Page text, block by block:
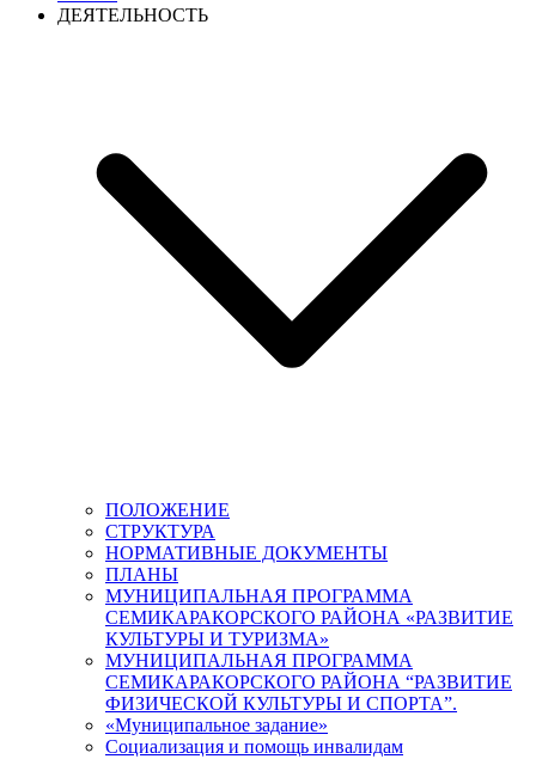
ДЕЯТЕЛЬНОСТЬ
ПОЛОЖЕНИЕ
СТРУКТУРА
НОРМАТИВНЫЕ ДОКУМЕНТЫ
ПЛАНЫ
МУНИЦИПАЛЬНАЯ ПРОГРАММА
СЕМИКАРАКОРСКОГО РАЙОНА «РАЗВИТИЕ
КУЛЬТУРЫ И ТУРИЗМА»
МУНИЦИПАЛЬНАЯ ПРОГРАММА
СЕМИКАРАКОРСКОГО РАЙОНА “РАЗВИТИЕ
ФИЗИЧЕСКОЙ КУЛЬТУРЫ И СПОРТА”.
«Муниципальное задание»
Социализация и помощь инвалидам